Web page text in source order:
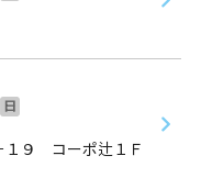
日
１９ コーポ辻１Ｆ